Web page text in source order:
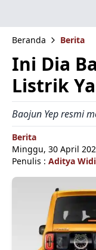
Beranda Berita
Ini Dia
Listrik
Baojun Yep resmi
Berita
Minggu, 30 April
Penulis : Aditya